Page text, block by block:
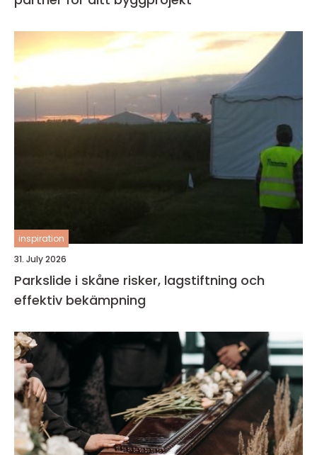
inspiration
31. July 2026
Parkslide i skåne risker, lagstiftning och
effektiv bekämpning